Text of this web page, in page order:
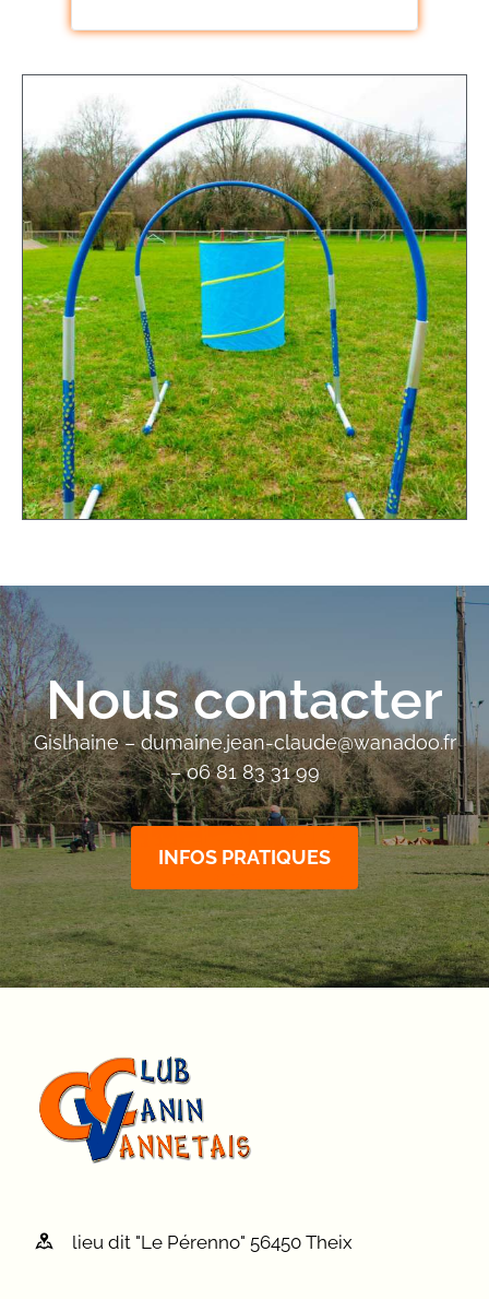
Nous contacter
Gislhaine – dumaine.jean-claude@wanadoo.fr
– 06 81 83 31 99
INFOS PRATIQUES
lieu dit "Le Pérenno" 56450 Theix